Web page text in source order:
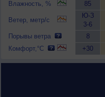
Влажность, %
Ветер, метр/с
Порывы ветра
Комфорт,°C
85
Ю-З
3-6
8
+30